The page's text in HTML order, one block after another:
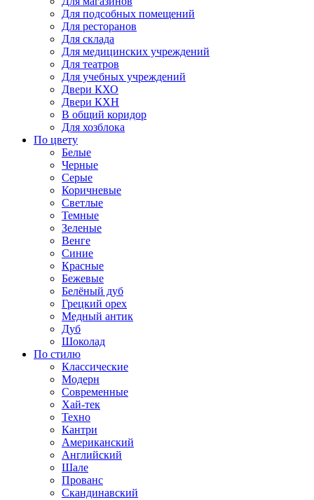
Для подсобных помещений
Для ресторанов
Для склада
Для медицинских учреждений
Для театров
Для учебных учреждений
Двери КХО
Двери КХН
В общий коридор
Для хозблока
По цвету
Белые
Черные
Серые
Коричневые
Светлые
Темные
Зеленые
Венге
Синие
Красные
Бежевые
Белёный дуб
Грецкий орех
Медный антик
Дуб
Шоколад
По стилю
Классические
Модерн
Современные
Хай-тек
Техно
Кантри
Американский
Английский
Шале
Прованс
Скандинавский